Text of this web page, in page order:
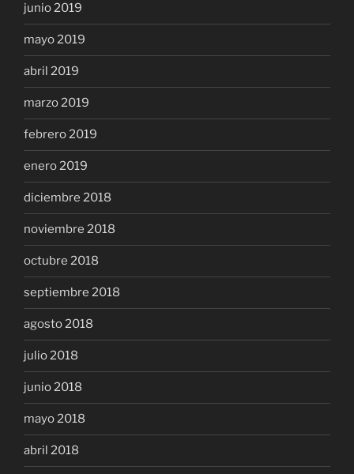
junio 2019
mayo 2019
abril 2019
marzo 2019
febrero 2019
enero 2019
diciembre 2018
noviembre 2018
octubre 2018
septiembre 2018
agosto 2018
julio 2018
junio 2018
mayo 2018
abril 2018